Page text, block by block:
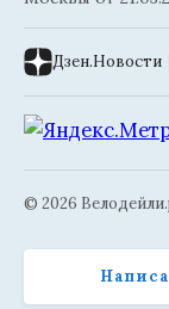
Дзен.Новости
© 2026